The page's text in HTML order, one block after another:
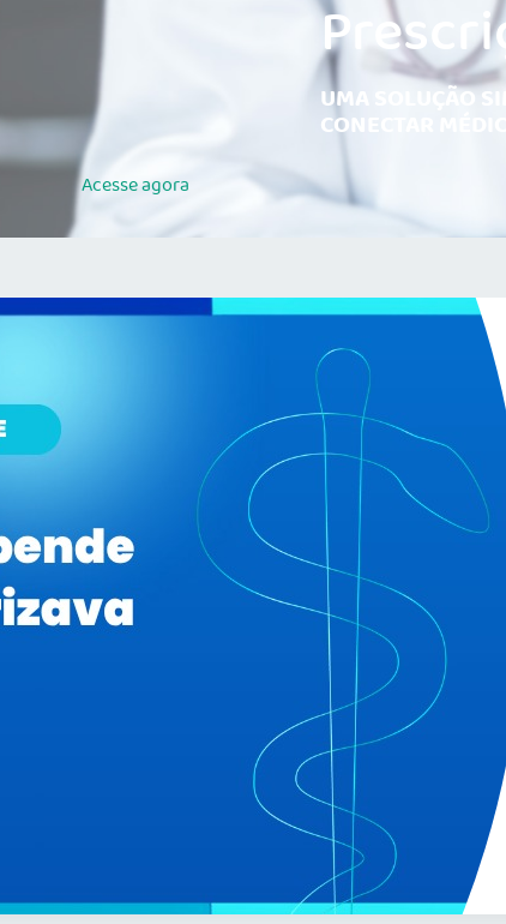
Acesseagora
UMA SOLUÇÃO
CONECTAR